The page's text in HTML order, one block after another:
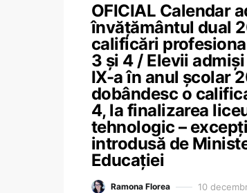
OFICIAL Calendar
învățământul dual
calificări
3 și 4 / Elevii
IX-a în anul școlar
dobândesc o
4, la finalizarea
tehnologic –
introdusă de
Educației
Ramona Florea 10